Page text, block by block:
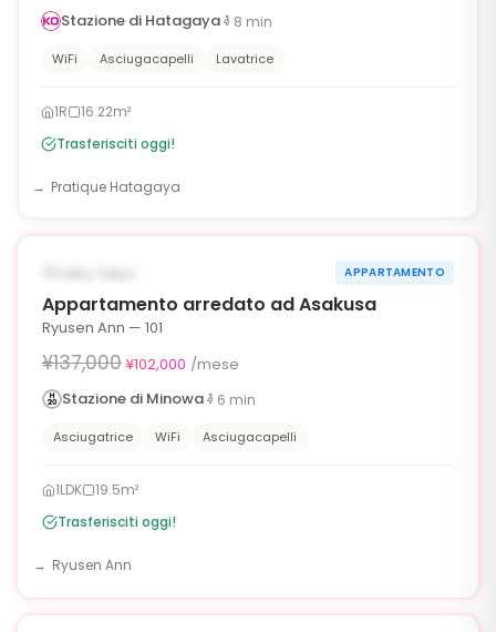
Stazione di Hatagaya
8 min
WiFi Asciugacapelli Lavatrice
1R
16.22m²
Trasferisciti oggi!
Pratique Hatagaya
‹ ›
APPARTAMENTO
Appartamento arredato ad Asakusa
Ryusen Ann — 101
¥137,000 ¥102,000 /mese
Stazione di Minowa
6 min
Asciugatrice WiFi Asciugacapelli
1LDK
19.5m²
Trasferisciti oggi!
Ryusen Ann
‹ ›